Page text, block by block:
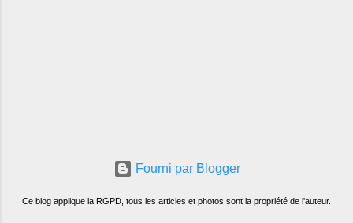
Fourni par Blogger
Ce blog applique la RGPD, tous les articles et photos sont la propriété de l'auteur.